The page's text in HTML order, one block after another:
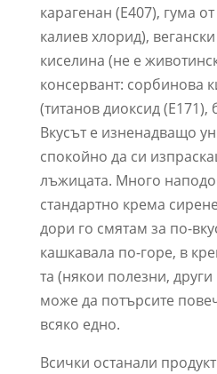
карагенан (Е407), гума
калиев хлорид),
киселина (не е
консервант: сорбинова
(титанов диоксид (E171),
Вкусът е изненадващо
спокойно да си
лъжицата. Много
стандартно крема
дори го смятам за по-
кашкавала по-горе, в
та (някои полезни, други
може да потърсите
всяко едно.
Всички останали